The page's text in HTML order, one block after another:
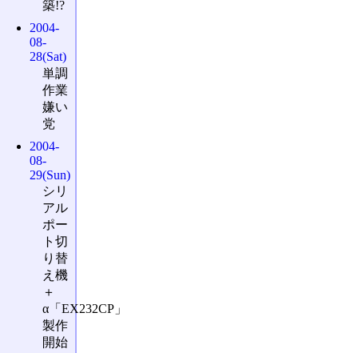
築!?
2004-
08-
28(Sat)
単調
作業
嫌い
党
2004-
08-
29(Sun)
シリ
アル
ポー
ト切
り替
え機
＋
α「EX232CP」
製作
開始